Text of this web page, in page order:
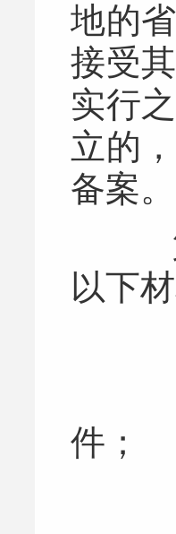
地的
接受
实行
立的
备案
第
以下
件；